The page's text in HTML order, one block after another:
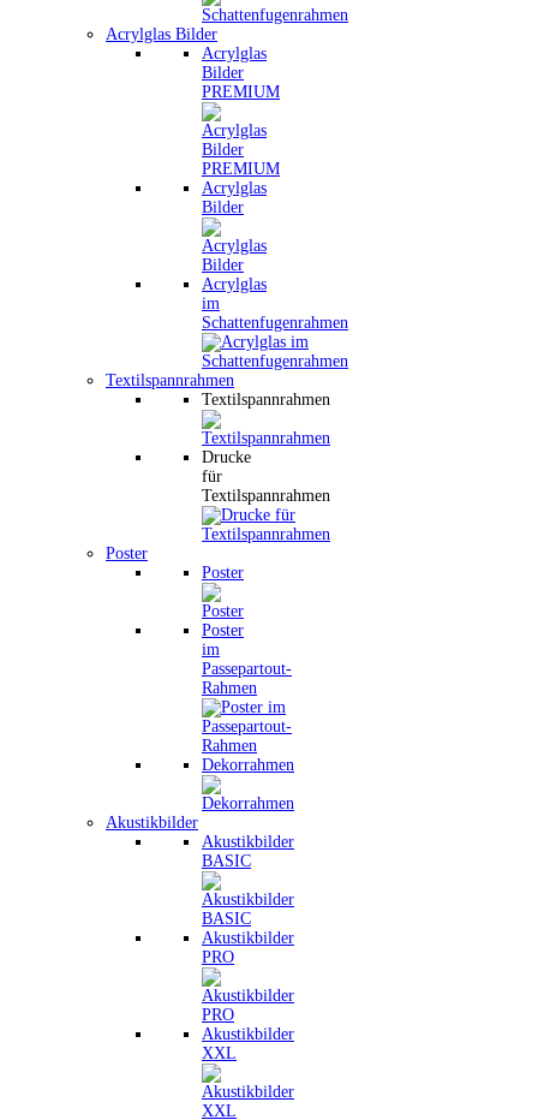
Acrylglas Bilder
Acrylglas
Bilder
PREMIUM
Acrylglas
Bilder
Acrylglas
im
Schattenfugenrahmen
Textilspannrahmen
Textilspannrahmen
Drucke
für
Textilspannrahmen
Poster
Poster
Poster
im
Passepartout-
Rahmen
Dekorrahmen
Akustikbilder
Akustikbilder
BASIC
Akustikbilder
PRO
Akustikbilder
XXL